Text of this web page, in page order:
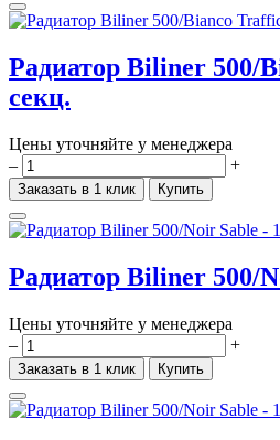
Радиатор Biliner 500/
секц.
Цены уточняйте у менеджера
–
+
Заказать в 1 клик Купить
Радиатор Biliner 500/
Цены уточняйте у менеджера
–
+
Заказать в 1 клик Купить